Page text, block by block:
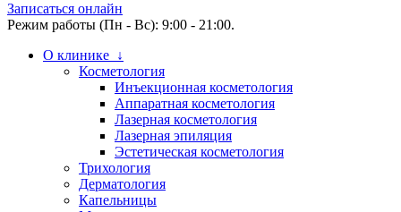
Записаться онлайн
Режим работы (Пн - Вс): 9:00 - 21:00.
О клинике ↓
Косметология
Инъекционная косметология
Аппаратная косметология
Лазерная косметология
Лазерная эпиляция
Эстетическая косметология
Трихология
Дерматология
Капельницы